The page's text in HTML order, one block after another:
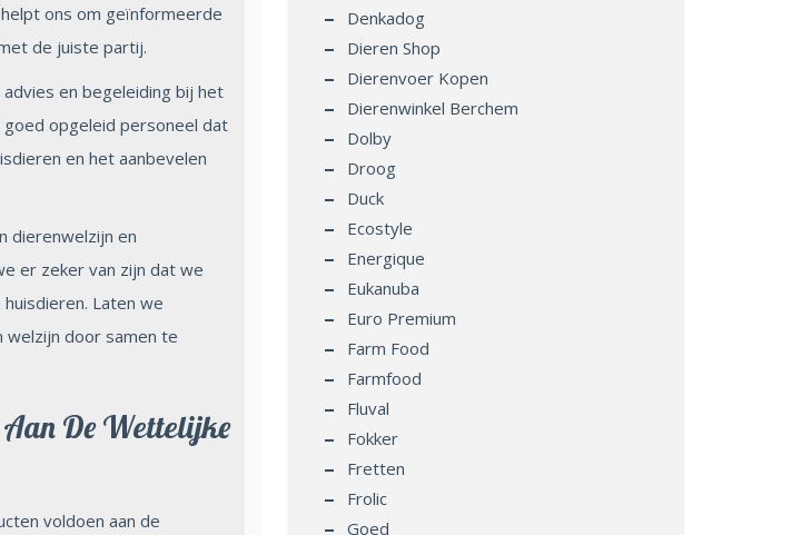
ons om geïnformeerde
de juiste partij.
en begeleiding bij het
goed opgeleid personeel dat
en het aanbevelen
dierenwelzijn en
er zeker van zijn dat we
Laten we
welzijn door samen te
De Wettelijke
voldoen aan de
Denkadog
Dieren Shop
Dierenvoer Kopen
Dierenwinkel Berchem
Dolby
Droog
Duck
Ecostyle
Energique
Eukanuba
Euro Premium
Farm Food
Farmfood
Fluval
Fokker
Fretten
Frolic
Goed